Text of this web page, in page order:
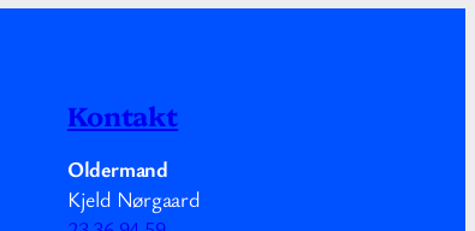
Kontakt
Oldermand
Kjeld Nørgaard